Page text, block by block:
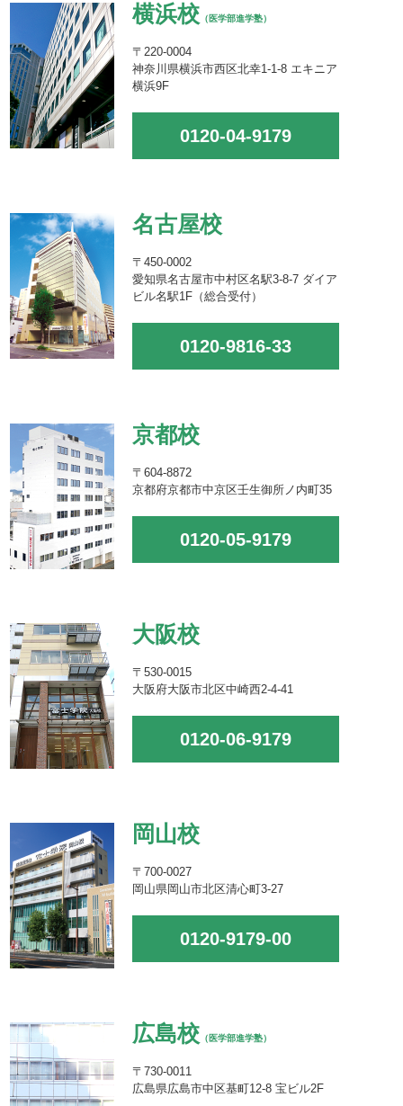
横浜校 （医学部進学塾）
〒220-0004
神奈川県横浜市西区北幸1-1-8 エキニア
横浜9F
0120-04-9179
名古屋校
〒450-0002
愛知県名古屋市中村区名駅3-8-7 ダイア
ビル名駅1F（総合受付）
0120-9816-33
京都校
〒604-8872
京都府京都市中京区壬生御所ノ内町35
0120-05-9179
大阪校
〒530-0015
大阪府大阪市北区中崎西2-4-41
0120-06-9179
岡山校
〒700-0027
岡山県岡山市北区清心町3-27
0120-9179-00
広島校 （医学部進学塾）
〒730-0011
広島県広島市中区基町12-8 宝ビル2F